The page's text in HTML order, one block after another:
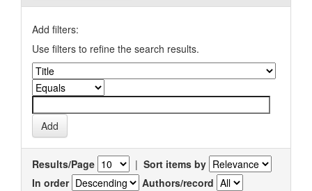
Add filters:
Use filters to refine the search results.
Results/Page | Sort items by
In order
Authors/record